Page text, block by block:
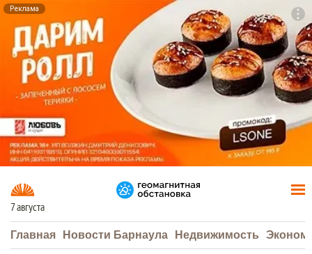
Реклама
7 августа
Главная Новости Барнаула Недвижимость